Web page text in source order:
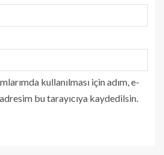
kullanılması için adım, e-
bu tarayıcıya kaydedilsin.